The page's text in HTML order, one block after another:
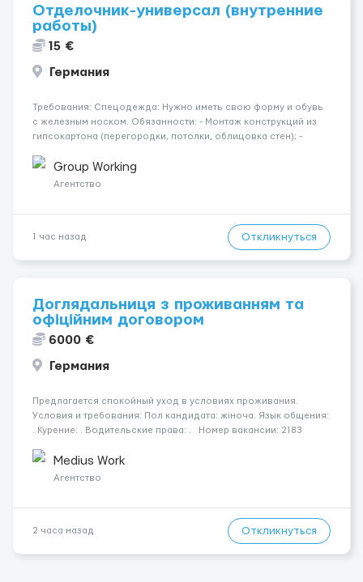
Отделочник-универсал (внутренние
работы)
15 €
Германия
Требования: Спецодежда: Нужно иметь свою форму и обувь
с железным носком. Обязанности: - Монтаж конструкций из
гипсокартона (перегородки, потолки, облицовка стен); -
малярных работ (шпатлевка, грунтовка, покраска); -
Штукатурные работы ...
Group Working
Агентство
1 час назад Откликнуться
Доглядальниця з проживанням та
офіційним договором
6000 €
Германия
Предлагается спокойный уход в условиях проживания.
Условия и требования: Пол кандидата: жіноча. Язык общения:
. Курение: . Водительские права: . Номер вакансии: 2183
Укр...Medius Work
Агентство
2 часа назад Откликнуться